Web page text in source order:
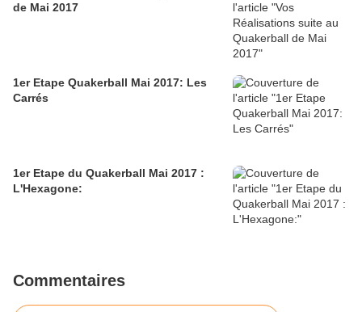
de Mai 2017
1er Etape Quakerball Mai 2017: Les
Carrés
1er Etape du Quakerball Mai 2017 :
L'Hexagone:
Commentaires